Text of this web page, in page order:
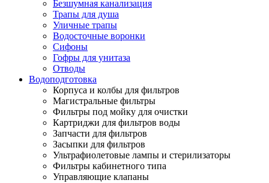
Безшумная канализация
Трапы для душа
Уличные трапы
Водосточные воронки
Сифоны
Гофры для унитаза
Отводы
Водоподготовка
Корпуса и колбы для фильтров
Магистральные фильтры
Фильтры под мойку для очистки
Картриджи для фильтров воды
Запчасти для фильтров
Засыпки для фильтров
Ультрафиолетовые лампы и стерилизаторы
Фильтры кабинетного типа
Управляющие клапаны